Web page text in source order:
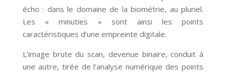
écho : dans le domaine de la biométrie, au pluriel.
Les « minuties » sont ainsi les points
caractéristiques d’une empreinte digitale.
L’image brute du scan, devenue binaire, conduit à
une autre, tirée de l’analyse numérique des points